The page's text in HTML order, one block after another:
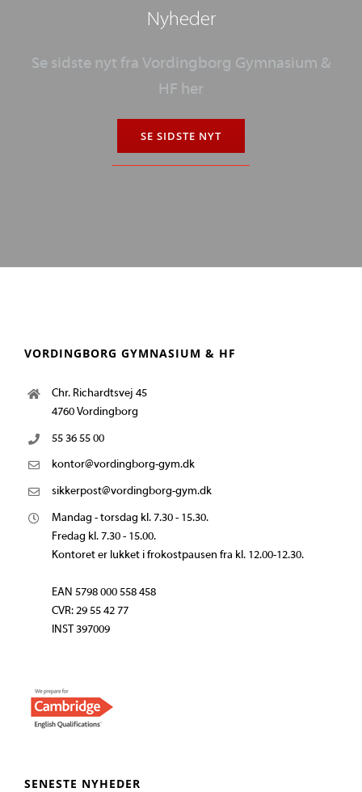
Nyheder
Se sidste nyt fra Vordingborg Gymnasium &
HF her
SE SIDSTE NYT
VORDINGBORG GYMNASIUM & HF
Chr. Richardtsvej 45
4760 Vordingborg
55 36 55 00
kontor@vordingborg-gym.dk
sikkerpost@vordingborg-gym.dk
Mandag - torsdag kl. 7.30 - 15.30.
Fredag kl. 7.30 - 15.00.
Kontoret er lukket i frokostpausen fra kl. 12.00-12.30.
EAN 5798 000 558 458
CVR: 29 55 42 77
INST 397009
SENESTE NYHEDER